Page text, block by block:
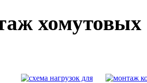
хомутовых